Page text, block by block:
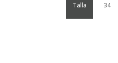
Talla 34